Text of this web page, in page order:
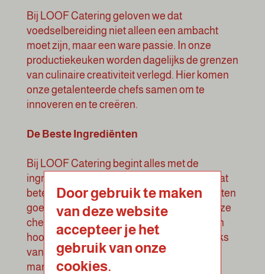
Bij LOOF Catering geloven we dat
voedselbereiding niet alleen een ambacht
moet zijn, maar een ware passie. In onze
productiekeuken worden dagelijks de grenzen
van culinaire creativiteit verlegd. Hier komen
onze getalenteerde chefs samen om te
innoveren en te creëren.
De Beste Ingrediënten
Bij LOOF Catering begint alles met de
ingrediënten. We streven naar perfectie, wat
betekent dat alleen de allerbeste ingrediënten
goed genoeg zijn voor onze gerechten. Onze
chefs gaan op zoek naar de meest verse en
hoogwaardige producten, vaak rechtstreeks
van lokale producenten en boeren. Op die
manier zorgen we ervoor dat elke hap
Door gebruik te maken
van deze website
accepteer je het
gebruik van onze
cookies.